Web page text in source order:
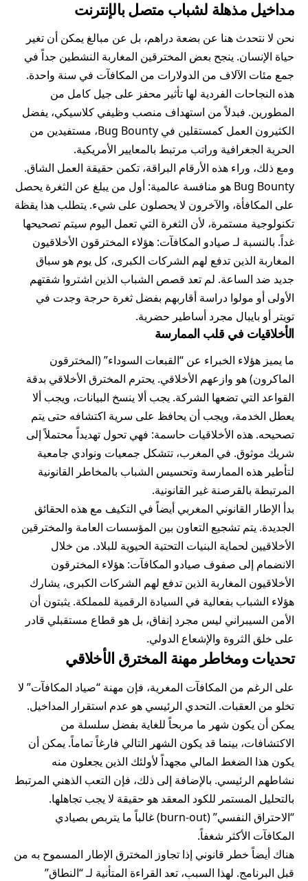
مداخيل مذهلة لشباب متصل بالإنترنت
نحن لا نتحدث هنا عن بضعة دراهم، بل عن مبالغ يمكن أن تغير
حياة الإنسان. ينجح بعض المخترقين المغاربة النشطين جداً في
جمع مئات الآلاف من الدولارات من المكافآت في سنة واحدة.
هذه النجاحات الفردية لها تأثير محفز على جيل كامل من
المطورين. فبدلاً من استهداف منصب وظيفي كلاسيكي، يفضل
الكثيرون العمل كمستقلين في Bug Bounty، مستفيدين من
الحرية الجغرافية وراتب مرتبط بالمعايير الأمريكية.
ومع ذلك، وراء هذه الأرقام البراقة، تكمن حقيقة العمل الشاق.
Bug Bounty هو منافسة عالمية: أول من يبلغ عن الثغرة يحصل
على المكافأة، والآخرون لا يحصلون على شيء. يتطلب هذا يقظة
تكنولوجية مستمرة، لأن الثغرة التي تعمل اليوم سيتم تصحيحها
غداً. بالنسبة لـ صيادو المكافآت: هؤلاء المخترقون الأخلاقيون
المغاربة الذين تدفع لهم الشركات الكبرى، كل يوم هو سباق
جديد ضد الساعة. لم تعد قصص الشباب الذين اشتروا شقتهم
الأولى أو مولوا دراسة أقاربهم بفضل ثغرة حرجة وجدت في
تويتر أو بايبال مجرد أساطير حضرية.
الأخلاقيات في قلب الممارسة
ما يميز هؤلاء الخبراء عن “القبعات السوداء” (المخترقون
الماكرون) هو وازعهم الأخلاقي. يحترم المخترق الأخلاقي بدقة
القواعد التي تضعها الشركة. يجب ألا ينسخ البيانات، ويجب ألا
يعطل الخدمة، ويجب أن يحافظ على سرية اكتشافه حتى يتم
تصحيحه. هذه الأخلاقيات حاسمة: فهي تحول تهديداً محتملاً إلى
شريك موثوق. في المغرب، تتشكل جمعيات ونوادي جامعية
لتأطير هذه الممارسة وتحسيس الشباب بالمخاطر القانونية
المرتبطة بالقرصنة غير القانونية.
بدأ الإطار القانوني المغربي أيضاً في التكيف مع هذه الحقائق
الجديدة. يتم تشجيع التعاون بين المؤسسات العامة والمخترقين
الأخلاقيين لحماية البنيات التحتية الحيوية للبلاد. من خلال
الانضمام إلى صفوف صيادو المكافآت: هؤلاء المخترقون
الأخلاقيون المغاربة الذين تدفع لهم الشركات الكبرى، يشارك
هؤلاء الشباب بفعالية في السيادة الرقمية للمملكة. يثبتون أن
الأمن السيبراني ليس مجرد إنفاق، بل هو قطاع مستقبلي قادر
على خلق الثروة والإشعاع الدولي.
تحديات ومخاطر مهنة المخترق الأخلاقي
على الرغم من المكافآت المغرية، فإن مهنة “صياد المكافآت” لا
تخلو من العقبات. التحدي الرئيسي هو عدم استقرار المداخيل.
يمكن أن يكون شهر ما مربحاً للغاية بفضل سلسلة من
الاكتشافات، بينما قد يكون الشهر التالي فارغاً تماماً. يمكن أن
يكون هذا الضغط المالي مجهداً لأولئك الذين يجعلون منه
نشاطهم الرئيسي. بالإضافة إلى ذلك، فإن التعب الذهني المرتبط
بالتحليل المستمر للكود المعقد هو حقيقة لا يجب تجاهلها.
“الاحتراق النفسي” (burn-out) غالباً ما يتربص بصيادي
المكافآت الأكثر شغفاً.
هناك أيضاً خطر قانوني إذا تجاوز المخترق الإطار المسموح به من
قبل البرنامج. لهذا السبب، تعد القراءة المتأنية لـ “النطاق”